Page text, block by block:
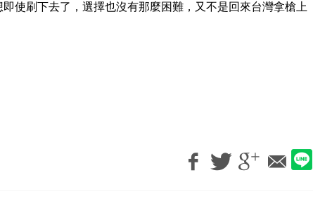
使刷下去了，選擇也沒有那麼困難，又不是回來台灣拿槍上